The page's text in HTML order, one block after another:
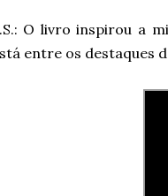
O livro inspirou a
entre os destaques